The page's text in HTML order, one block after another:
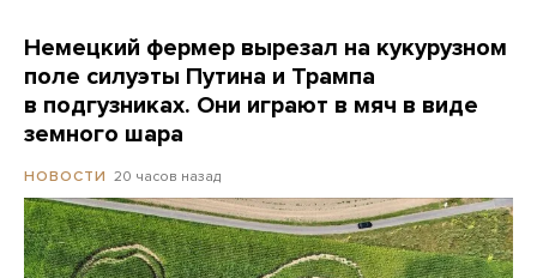
Немецкий фермер вырезал на кукурузном
поле силуэты Путина и Трампа
в подгузниках. Они играют в мяч в виде
земного шара
НОВОСТИ 20 часов назад